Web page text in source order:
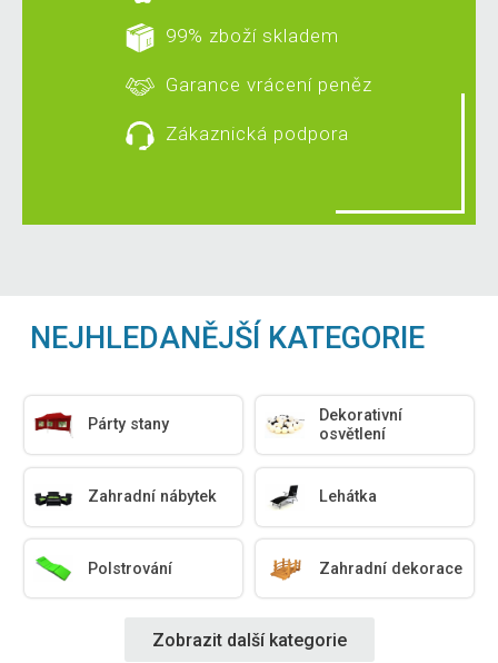
99% zboží skladem
Garance vrácení peněz
Zákaznická podpora
NEJHLEDANĚJŠÍ KATEGORIE
Párty stany
Dekorativní
osvětlení
Zahradní nábytek Lehátka
Polstrování Zahradní dekorace
Zobrazit další kategorie